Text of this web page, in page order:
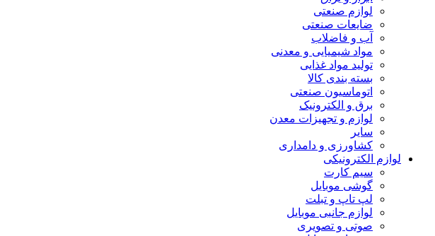
لوازم صنعتی
ضایعات صنعتی
آب و فاضلاب
مواد شیمیایی و معدنی
تولید مواد غذایی
بسته بندی کالا
اتوماسیون صنعتی
برق و الکترونیک
لوازم و تجهیزات معدن
سایر
کشاورزی و دامداری
لوازم الکترونیکی
سیم کارت
گوشی موبایل
لپ تاپ و تبلت
لوازم جانبی موبایل
صوتی و تصویری